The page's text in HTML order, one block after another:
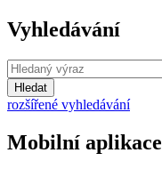
Vyhledávání
Hledat
rozšířené vyhledávání
Mobilní aplikace